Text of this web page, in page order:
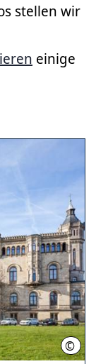
stellen wir
einige
©